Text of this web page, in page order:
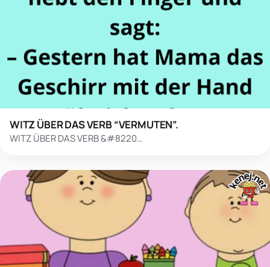
WITZ ÜBER DAS VERB “VERMUTEN”.
WITZ ÜBER DAS VERB &#8220…